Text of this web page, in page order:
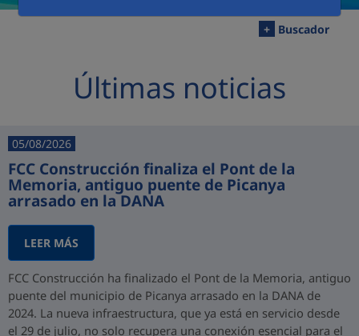
+ Buscador
Últimas noticias
05/08/2026
FCC Construcción finaliza el Pont de la
Memoria, antiguo puente de Picanya
arrasado en la DANA
LEER MÁS
FCC Construcción ha finalizado el Pont de la Memoria, antiguo
puente del municipio de Picanya arrasado en la DANA de
2024. La nueva infraestructura, que ya está en servicio desde
el 29 de julio, no solo recupera una conexión esencial para el